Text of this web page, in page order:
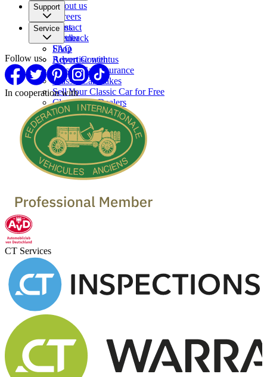
About us
Careers
Press
Partner
Support
Contact
Feedback
FAQ
Report Content
Service
Shop
Advertise with us
Classic Car Insurance
Classic Car makes
Sell Your Classic Car for Free
Classic Car Dealers
Follow us
In cooperation with
CT Services